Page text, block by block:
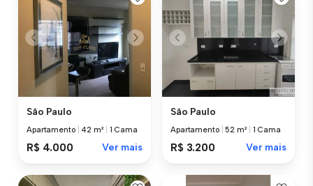
São Paulo
Apartamento 42 m² 1 Cama
R$ 4.000 Ver mais
São Paulo
Apartamento |52 m² 1 Cama
R$ 3.200 Ver mais